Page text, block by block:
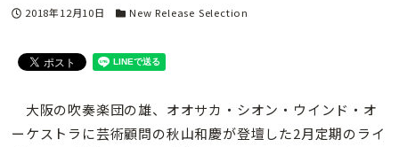
投稿日
2018年12月10日 カテゴリー
New Release Selection
大阪の吹奏楽団の雄、オオサカ・シオン・ウインド・オ
ーケストラに芸術顧問の秋山和慶が登壇した2月定期のライ